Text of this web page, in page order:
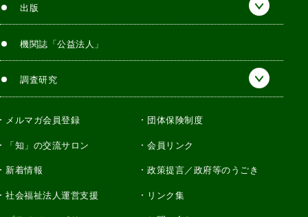
出版
機関誌「公益法人」
調査研究
メルマガ会員登録 団体保険制度
「知」の交流サロン 会員リンク
新着情報 政策提言／政府等のうごき
社会福祉法人運営支援 リンク集